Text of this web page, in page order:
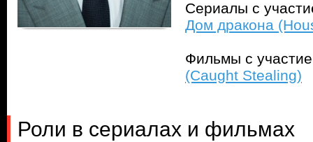
Сериалы с
Дом дракона
Фильмы с
(Caught Stealing)
Роли в сериалах и фильмах